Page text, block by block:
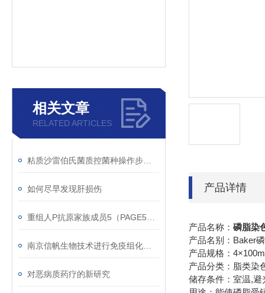
相关文章
RELATED ARTICLES
如何尽早发现肝损伤
对恶病质药疗的新研究
产品详情
产品名称： 磷脂染
产品名别：Baker
产品规格：
产品分类：脂类染
储存条件：室温,避